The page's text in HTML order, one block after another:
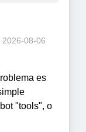
2026-08-06
es
"tools", o